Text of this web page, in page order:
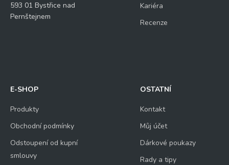
593 01 Bystřice nad
Pernštejnem
Kariéra
Recenze
E-SHOP
Produkty
Obchodní podmínky
Odstoupení od kupní
smlouvy
OSTATNÍ
Kontakt
Můj účet
Dárkové poukazy
Rady a tipy